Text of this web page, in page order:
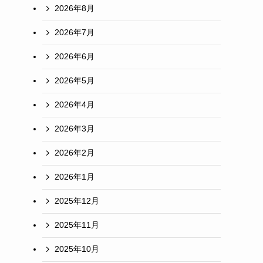
2026年8月
2026年7月
2026年6月
2026年5月
2026年4月
2026年3月
2026年2月
2026年1月
2025年12月
2025年11月
2025年10月